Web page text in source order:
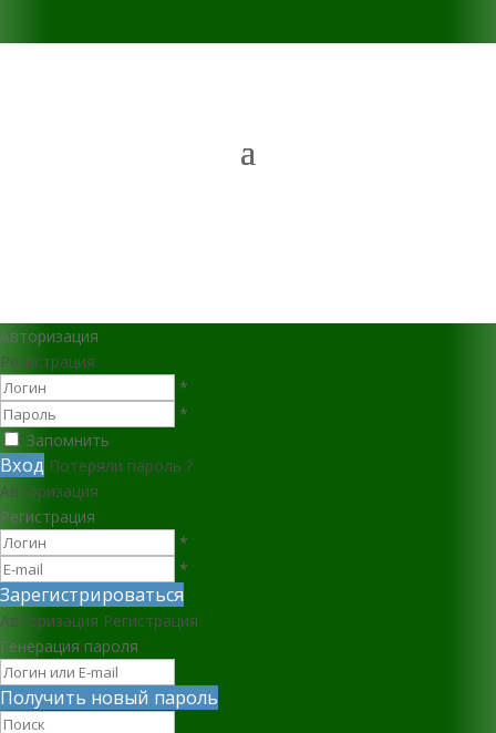
Авторизация
Регистрация
*
*
Запомнить
Вход Потеряли пароль ?
Авторизация
Регистрация
*
*
Зарегистрироваться
Авторизация Регистрация
Генерация пароля
Получить новый пароль